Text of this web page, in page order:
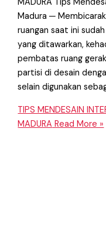
Madura ─
ruangan saat ini
yang ditawarkan,
pembatas ruang
partisi di desain
selain digunakan
TIPS MENDESAIN
MADURA Read More »